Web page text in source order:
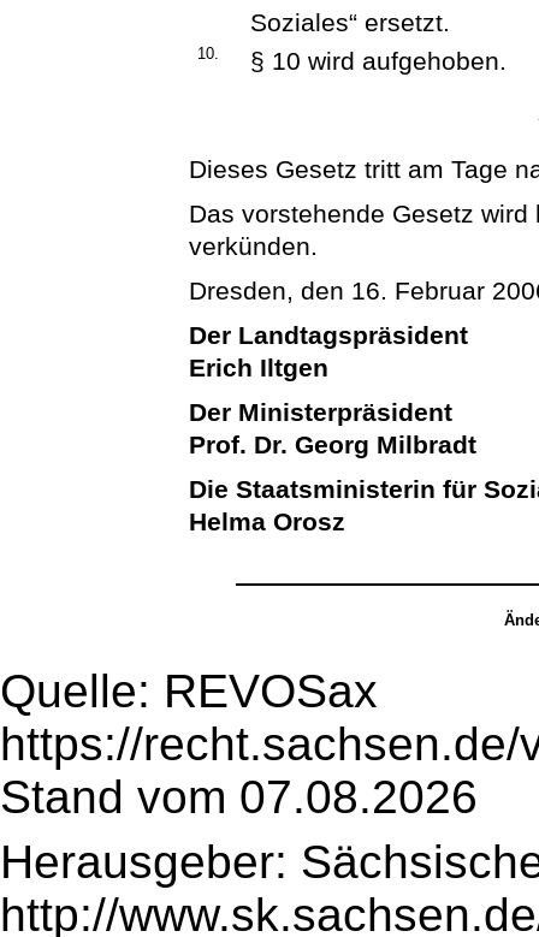
Soziales“ ersetzt.
10. § 10 wird aufgehoben.
Dieses Gesetz tritt am Tage
Das vorstehende Gesetz
verkünden.
Dresden, den 16. Februar
Der Landtagspräsident
Erich Iltgen
Der Ministerpräsident
Prof. Dr. Georg Milbradt
Die Staatsministerin für
Helma Orosz
Quelle: REVOSax
https://
Stand vom 07.08.2026
Herausgeber:
http://